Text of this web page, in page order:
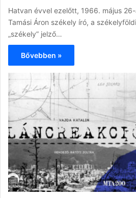
Hatvan évvel ezelőtt, 1966. május
Tamási Áron székely író, a
„székely” jelző…
Bővebben »